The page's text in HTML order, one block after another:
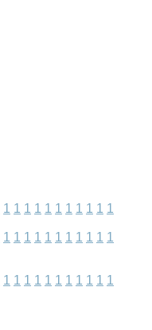
1 1 1 1 1 1 1 1 1 1 1
1 1 1 1 1 1 1 1 1 1 1
1 1 1 1 1 1 1 1 1 1 1